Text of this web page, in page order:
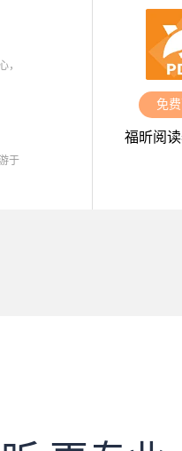
，
于
福昕阅
免